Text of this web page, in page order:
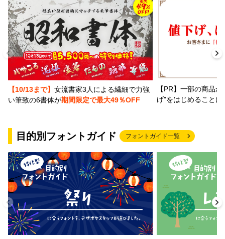
〜
リセット 検索
【10/13まで】 女流書家3人による繊細で力強
い筆致の6書体が期間限定で最大49％OFF
【PR】一部の商品
げ"をはじめること
目的別フォントガイド フォントガイド一覧